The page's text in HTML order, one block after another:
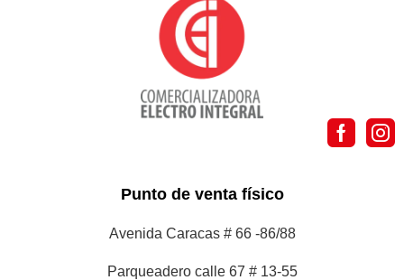
Punto de venta físico
Avenida Caracas # 66 -86/88
Parqueadero calle 67 # 13-55